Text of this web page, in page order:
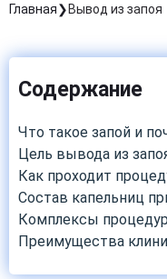
Главная Вывод из запоя
Содержание
Что такое запой и
Цель вывода из
Как проходит
Состав капельниц
Комплексы
Преимущества